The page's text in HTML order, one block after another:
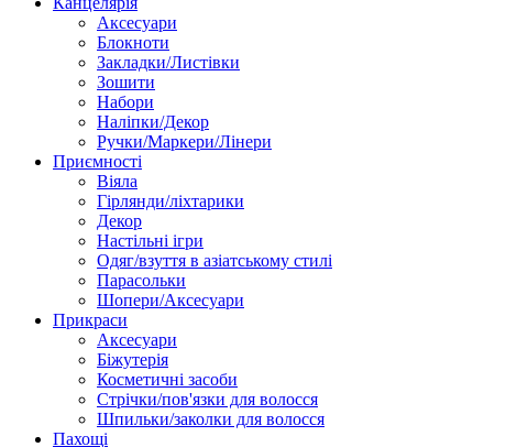
Аксесуари
Блокноти
Закладки/Листівки
Зошити
Набори
Наліпки/Декор
Ручки/Маркери/Лінери
Приємності
Віяла
Гірлянди/ліхтарики
Декор
Настільні ігри
Одяг/взуття в азіатському стилі
Парасольки
Шопери/Аксесуари
Прикраси
Аксесуари
Біжутерія
Косметичні засоби
Стрічки/пов'язки для волосся
Шпильки/заколки для волосся
Пахощі